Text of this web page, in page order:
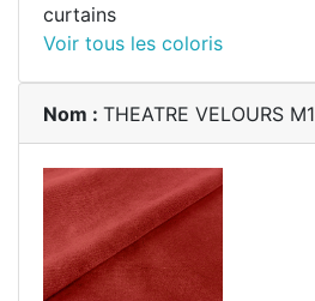
curtains
Voir tous les coloris
Nom : THEATRE VELOURS M1